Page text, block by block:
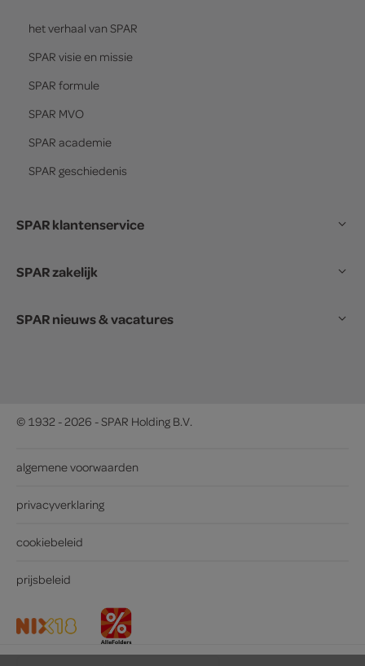
het verhaal van SPAR
SPAR visie en missie
SPAR formule
SPAR MVO
SPAR academie
SPAR geschiedenis
SPAR klantenservice
SPAR zakelijk
SPAR nieuws & vacatures
© 1932 - 2026 - SPAR Holding B.V.
algemene voorwaarden
privacyverklaring
cookiebeleid
prijsbeleid